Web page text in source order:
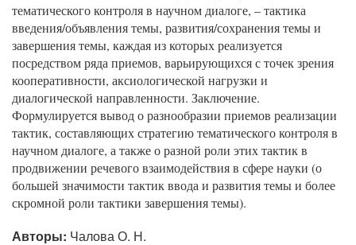
тематического контроля в научном диалоге, – тактика
введения/объявления темы, развития/сохранения темы и
завершения темы, каждая из которых реализуется
посредством ряда приемов, варьирующихся с точек зрения
кооперативности, аксиологической нагрузки и
диалогической направленности. Заключение.
Формулируется вывод о разнообразии приемов реализации
тактик, составляющих стратегию тематического контроля в
научном диалоге, а также о разной роли этих тактик в
продвижении речевого взаимодействия в сфере науки (о
большей значимости тактик ввода и развития темы и более
скромной роли тактики завершения темы).
Авторы: Чалова О. Н.